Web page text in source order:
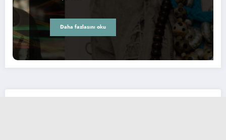
Daha fazlasını oku